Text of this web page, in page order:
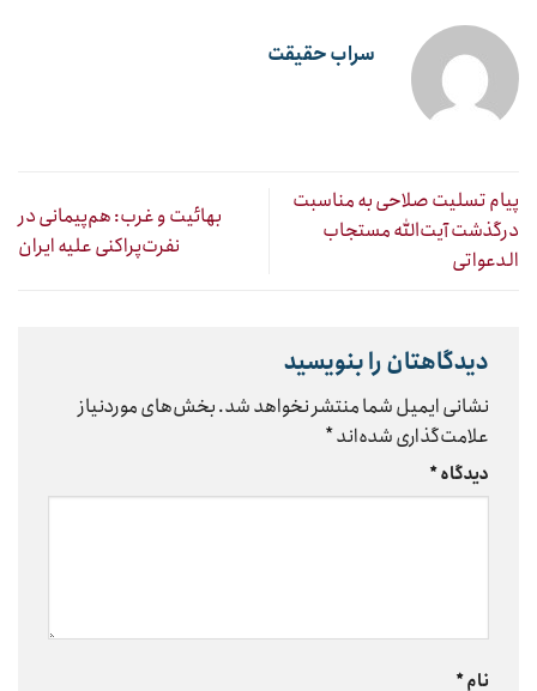
سراب حقیقت
پیام تسلیت صلاحی به مناسبت
درگذشت آیت‌الله مستجاب
الدعواتی
بهائیت و غرب: هم‌پیمانی در
نفرت‌پراکنی علیه ایران
دیدگاهتان را بنویسید
نشانی ایمیل شما منتشر نخواهد شد.بخش‌های موردنیاز
علامت‌گذاری شده‌اند*
دیدگاه*
نام*